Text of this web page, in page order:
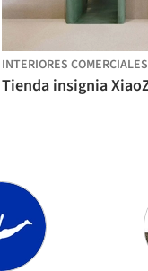
INTERIORES COMERCIALES